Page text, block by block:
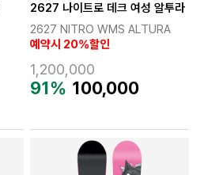
2627 나이트로 데크 여성 알투라
2627 NITRO WMS ALTURA
예약시 20%할인
1,200,000
91% 100,000